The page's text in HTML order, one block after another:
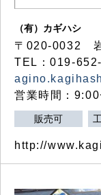
（有）カギハシ
〒020-0032
TEL：019-
営業時間：
販売可
http://